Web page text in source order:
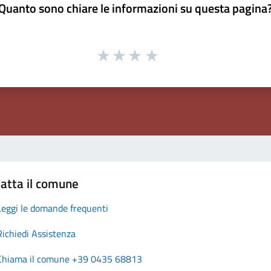
sono chiare le informazioni su questa
il comune
le domande frequenti
Assistenza
il comune +39 0435 68813